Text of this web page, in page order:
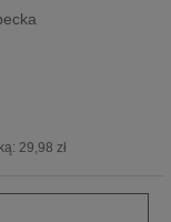
29,98 zł